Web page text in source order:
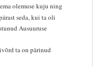
olemuse kuju ning
seda, kui ta oli
Ausuuruse
ta on pärinud